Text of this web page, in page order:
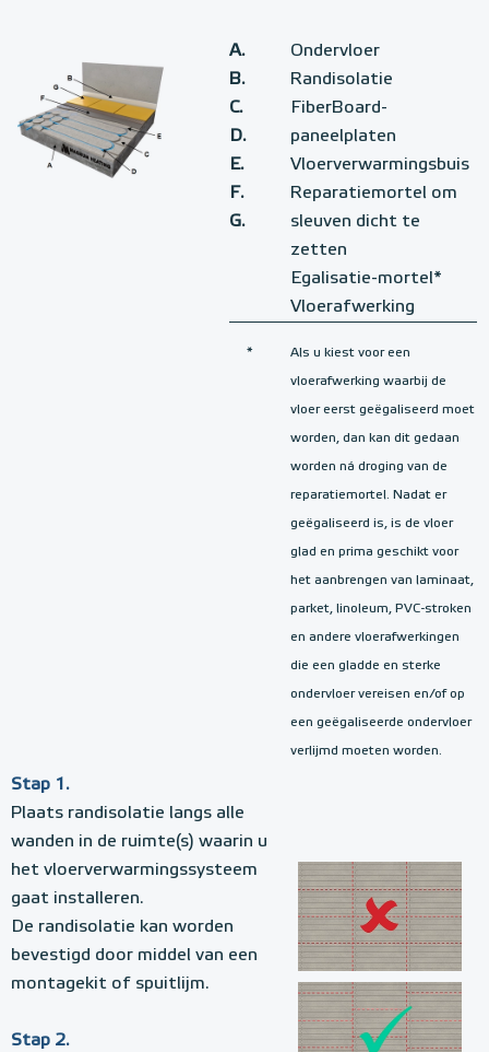
A.
B.
C.
D.
E.
F.
G.
Ondervloer
Randisolatie
FiberBoard-
paneelplaten
Vloerverwarmingsbuis
Reparatiemortel om
sleuven dicht te
zetten
Egalisatie-mortel*
Vloerafwerking
* Als u kiest voor een
vloerafwerking waarbij de
vloer eerst geëgaliseerd moet
worden, dan kan dit gedaan
worden ná droging van de
reparatiemortel. Nadat er
geëgaliseerd is, is de vloer
glad en prima geschikt voor
het aanbrengen van laminaat,
parket, linoleum, PVC-stroken
en andere vloerafwerkingen
die een gladde en sterke
ondervloer vereisen en/of op
een geëgaliseerde ondervloer
verlijmd moeten worden.
Stap 1.
Plaats randisolatie langs alle
wanden in de ruimte(s) waarin u
het vloerverwarmingssysteem
gaat installeren.
De randisolatie kan worden
bevestigd door middel van een
montagekit of spuitlijm.
Stap 2.